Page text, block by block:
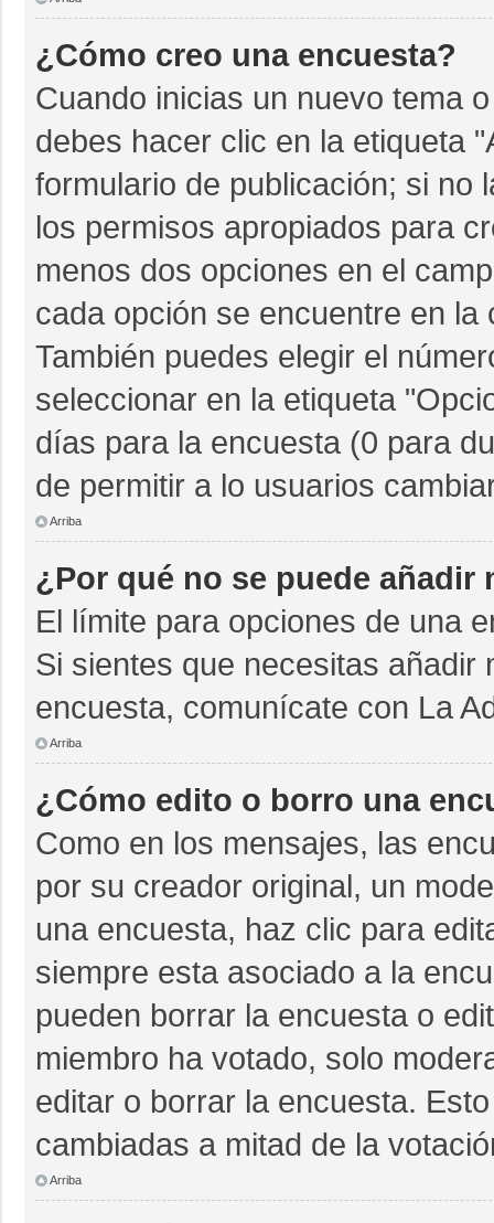
¿Cómo creo una encuesta?
Cuando inicias un nuevo tema
debes hacer clic en la etiqueta
formulario de publicación; si no
los permisos apropiados para
menos dos opciones en el
cada opción se encuentre en
También puedes elegir el
seleccionar en la etiqueta
días para la encuesta (0 para
de permitir a lo usuarios
Arriba
¿Por qué no se puede añadir
El límite para opciones de una
Si sientes que necesitas añadir
encuesta, comunícate con La
Arriba
¿Cómo edito o borro una
Como en los mensajes, las
por su creador original, un
una encuesta, haz clic para
siempre esta asociado a la
pueden borrar la encuesta o
miembro ha votado, solo
editar o borrar la encuesta.
cambiadas a mitad de la
Arriba